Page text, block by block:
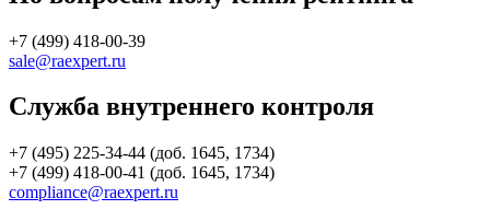
+7 (499) 418-00-39
sale@raexpert.ru
Служба внутреннего контроля
+7 (495) 225-34-44 (доб. 1645, 1734)
+7 (499) 418-00-41 (доб. 1645, 1734)
compliance@raexpert.ru